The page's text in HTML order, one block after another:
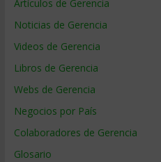
Artículos de Gerencia
Noticias de Gerencia
Videos de Gerencia
Libros de Gerencia
Webs de Gerencia
Negocios por País
Colaboradores de Gerencia
Glosario